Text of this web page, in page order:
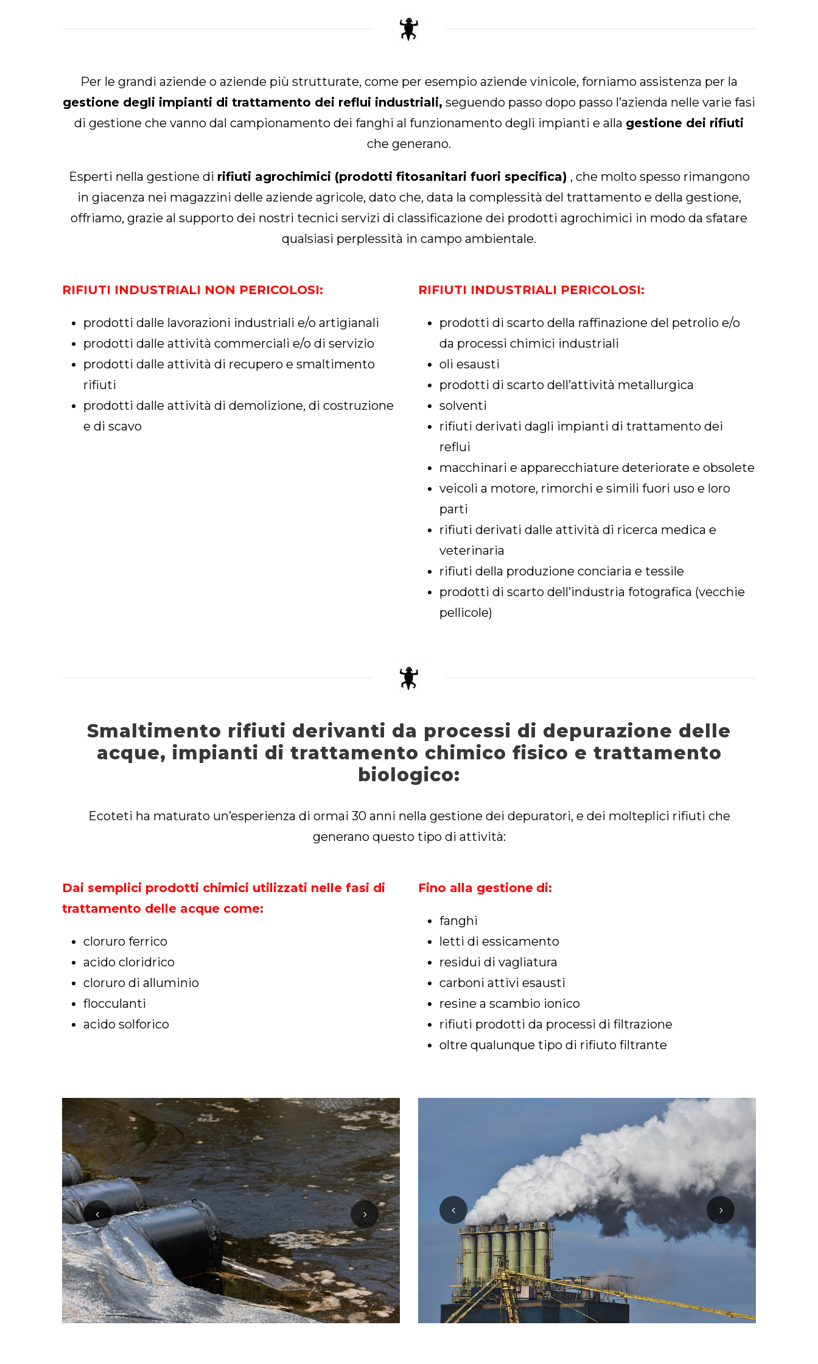
Per le grandi aziende o aziende più strutturate, come per esempio aziende vinicole, forniamo assistenza per la
gestione degli impianti di trattamento dei reflui industriali, seguendo passo dopo passo l’azienda nelle varie fasi
di gestione che vanno dal campionamento dei fanghi al funzionamento degli impianti e alla gestione dei rifiuti
che generano.
Esperti nella gestione di rifiuti agrochimici (prodotti fitosanitari fuori specifica) , che molto spesso rimangono
in giacenza nei magazzini delle aziende agricole, dato che, data la complessità del trattamento e della gestione,
offriamo, grazie al supporto dei nostri tecnici servizi di classificazione dei prodotti agrochimici in modo da sfatare
qualsiasi perplessità in campo ambientale.
RIFIUTI INDUSTRIALI NON PERICOLOSI:
prodotti dalle lavorazioni industriali e/o artigianali
prodotti dalle attività commerciali e/o di servizio
prodotti dalle attività di recupero e smaltimento
rifiuti
prodotti dalle attività di demolizione, di costruzione
e di scavo
RIFIUTI INDUSTRIALI PERICOLOSI:
prodotti di scarto della raffinazione del petrolio e/o
da processi chimici industriali
oli esausti
prodotti di scarto dell’attività metallurgica
solventi
rifiuti derivati dagli impianti di trattamento dei
reflui
macchinari e apparecchiature deteriorate e obsolete
veicoli a motore, rimorchi e simili fuori uso e loro
parti
rifiuti derivati dalle attività di ricerca medica e
veterinaria
rifiuti della produzione conciaria e tessile
prodotti di scarto dell’industria fotografica (vecchie
pellicole)
Smaltimento rifiuti derivanti da processi di depurazione delle
acque, impianti di trattamento chimico fisico e trattamento
biologico:
Ecoteti ha maturato un’esperienza di ormai 30 anni nella gestione dei depuratori, e dei molteplici rifiuti che
generano questo tipo di attività:
Dai semplici prodotti chimici utilizzati nelle fasi di
trattamento delle acque come:
cloruro ferrico
acido cloridrico
cloruro di alluminio
flocculanti
acido solforico
Fino alla gestione di:
fanghi
letti di essicamento
residui di vagliatura
carboni attivi esausti
resine a scambio ionico
rifiuti prodotti da processi di filtrazione
oltre qualunque tipo di rifiuto filtrante